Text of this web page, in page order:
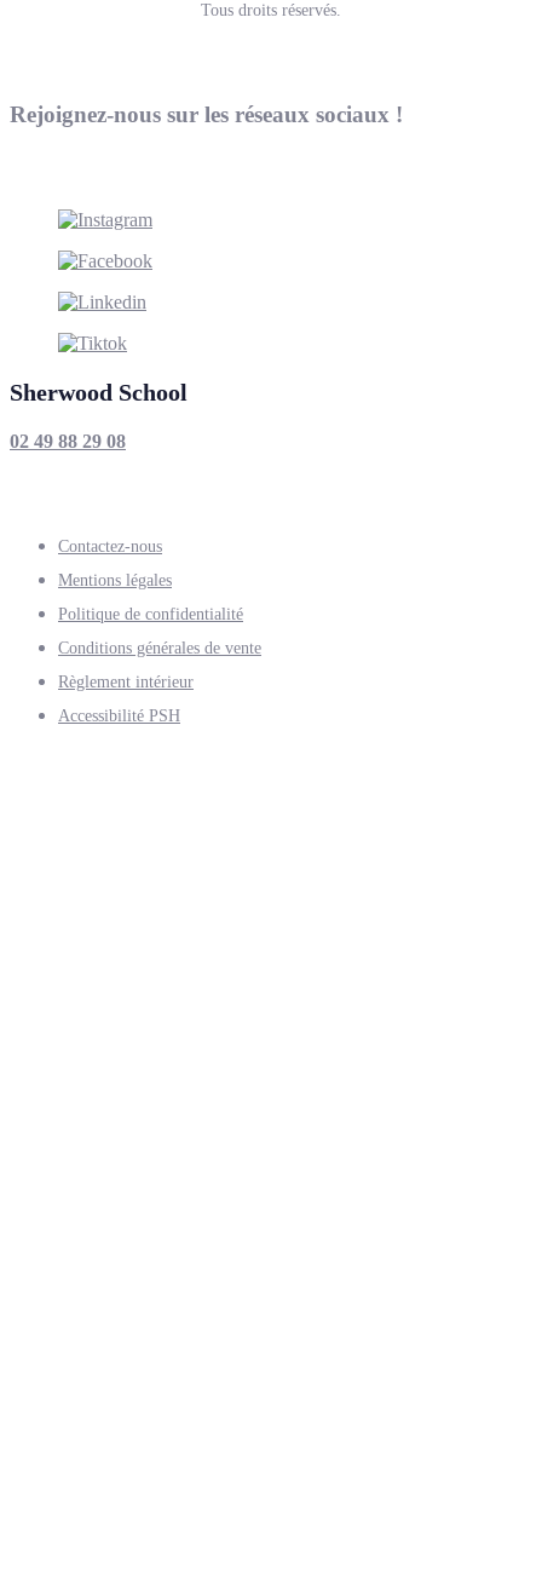
Tous droits réservés.
Rejoignez-nous sur les réseaux sociaux !
Sherwood School
02 49 88 29 08
Contactez-nous
Mentions légales
Politique de confidentialité
Conditions générales de vente
Règlement intérieur
Accessibilité PSH